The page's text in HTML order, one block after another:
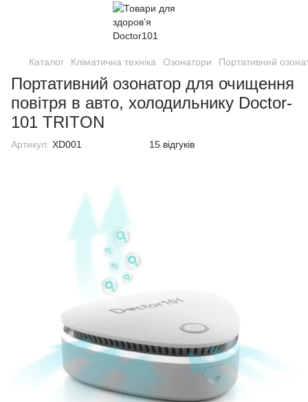
Каталог Кліматична техніка Озонатори Портативний
Портативний озонатор для очищення
повітря в авто, холодильнику Doctor-
101 TRITON
Артикул: XD001 15 відгуків